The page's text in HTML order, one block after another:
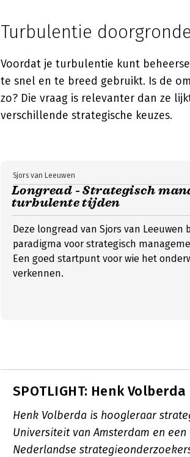
Turbulentie
Voordat je turbulentie kunt
te snel en te breed gebruikt. Is de
zo? Die vraag is relevanter dan ze
verschillende strategische keuzes.
Longread - Strategisch
turbulente tijden
Sjors van Leeuwen
Deze longread van Sjors van Leeuwen
paradigma voor strategisch
Een goed startpunt voor wie het
verkennen.
SPOTLIGHT: Henk Volberda
Henk Volberda is hoogleraar
Universiteit van Amsterdam en
Nederlandse